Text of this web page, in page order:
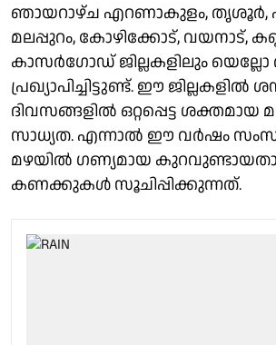
ഞായറാഴ്ച എറണാകുളം, തൃശൂർ,
മലപ്പുറം, കോഴിക്കോട്, വയനാട്,
കാസർഗോഡ് ജില്ലകളിലും യെല്ലോ
പ്രഖ്യാപിച്ചിട്ടുണ്ട്. ഈ ജില്ലകളിൽ
ദിവസങ്ങളിൽ ഒറ്റപ്പെട്ട ശക്തമായ
സാധ്യത. എന്നാൽ ഈ വർഷം
മഴയിൽ ഗണ്യമായ
കണക്കുകൾ സൂചിപ്പിക്കുന്നത്.